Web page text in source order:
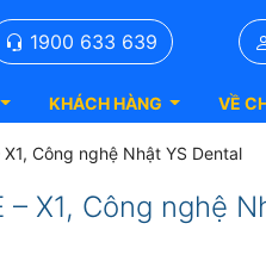
1900 633 639
KHÁCH HÀNG VỀ
X1, Công nghệ Nhật YS Dental
– X1, Công nghệ